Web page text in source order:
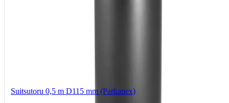
Suitsutoru 0,5 m D115 mm (Parkanex)